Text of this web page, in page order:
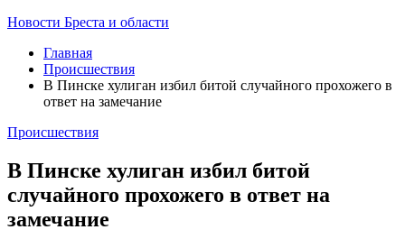
Новости Бреста и области
Главная
Происшествия
В Пинске хулиган избил битой случайного прохожего в
ответ на замечание
Происшествия
В Пинске хулиган избил битой
случайного прохожего в ответ на
замечание